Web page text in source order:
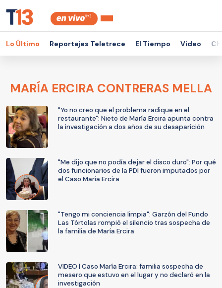
Lo Último Reportajes Teletrece El Tiempo Video
MARÍA ERCIRA CONTRERAS MELLA
"Yo no creo que el problema radique en el
restaurante": Nieto de María Ercira apunta contra
la investigación a dos años de su desaparición
"Me dijo que no podía dejar el disco duro": Por qué
dos funcionarios de la PDI fueron imputados por
el Caso María Ercira
"Tengo mi conciencia limpia": Garzón del Fundo
Las Tórtolas rompió el silencio tras sospecha de
la familia de María Ercira
VIDEO | Caso María Ercira: familia sospecha de
mesero que estuvo en el lugar y no declaró en la
investigación